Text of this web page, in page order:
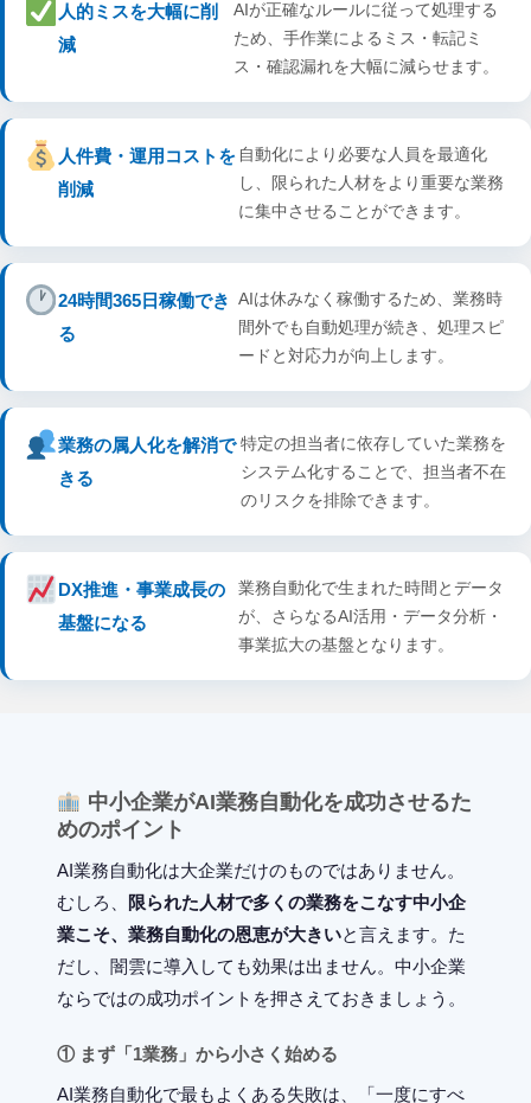
人的ミスを大幅に削
減
AIが正確なルールに従って処理する
ため、手作業によるミス・転記ミ
ス・確認漏れを大幅に減らせます。
人件費・運用コストを
削減
自動化により必要な人員を最適化
し、限られた人材をより重要な業務
に集中させることができます。
24時間365日稼働でき
る
AIは休みなく稼働するため、業務時
間外でも自動処理が続き、処理スピ
ードと対応力が向上します。
業務の属人化を解消で
きる
特定の担当者に依存していた業務を
システム化することで、担当者不在
のリスクを排除できます。
DX推進・事業成長の
基盤になる
業務自動化で生まれた時間とデータ
が、さらなるAI活用・データ分析・
事業拡大の基盤となります。
中小企業がAI業務自動化を成功させるた
めのポイント
AI業務自動化は大企業だけのものではありません。
むしろ、
限られた人材で多くの業務をこなす中小企
業こそ、業務自動化の恩恵が大きいと言えます。た
だし、闇雲に導入しても効果は出ません。中小企業
ならではの成功ポイントを押さえておきましょう。
① まず「1業務」から小さく始める
AI業務自動化で最もよくある失敗は、「一度にすべ